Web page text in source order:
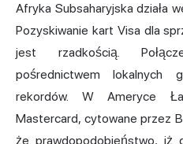
Afryka Subsaharyjska działa
Pozyskiwanie kart Visa dla
jest rzadkością.
pośrednictwem lokalnych
rekordów. W Ameryce
Mastercard, cytowane przez
że prawdopodobieństwo, iż